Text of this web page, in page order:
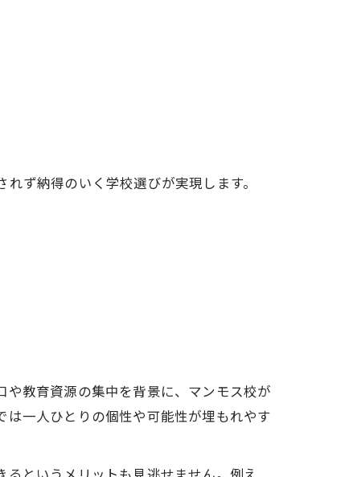
ず納得のいく学校選びが実現します。
教育資源の集中を背景に、マンモス校が
一人ひとりの個性や可能性が埋もれやす